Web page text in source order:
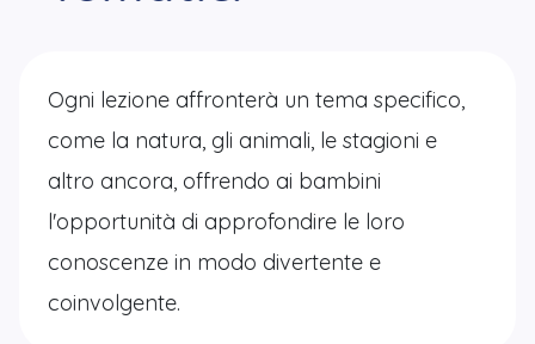
Ogni lezione affronterà un tema specifico,
come la natura, gli animali, le stagioni e
altro ancora, offrendo ai bambini
l'opportunità di approfondire le loro
conoscenze in modo divertente e
coinvolgente.